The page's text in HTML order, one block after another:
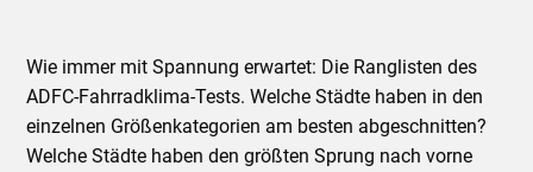
Wie immer mit Spannung erwartet: Die Ranglisten des
ADFC-Fahrradklima-Tests. Welche Städte haben in den
einzelnen Größenkategorien am besten abgeschnitten?
Welche Städte haben den größten Sprung nach vorne